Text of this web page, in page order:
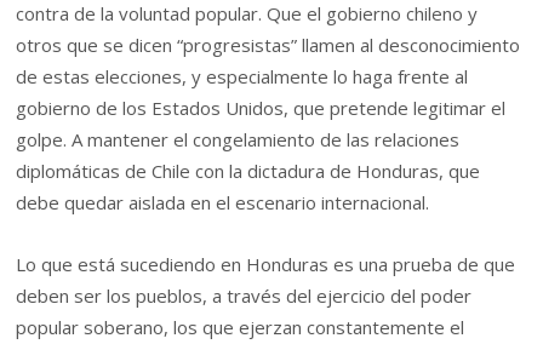
contra de la voluntad popular. Que el gobierno chileno y
otros que se dicen “progresistas” llamen al desconocimiento
de estas elecciones, y especialmente lo haga frente al
gobierno de los Estados Unidos, que pretende legitimar el
golpe. A mantener el congelamiento de las relaciones
diplomáticas de Chile con la dictadura de Honduras, que
debe quedar aislada en el escenario internacional.
Lo que está sucediendo en Honduras es una prueba de que
deben ser los pueblos, a través del ejercicio del poder
popular soberano, los que ejerzan constantemente el